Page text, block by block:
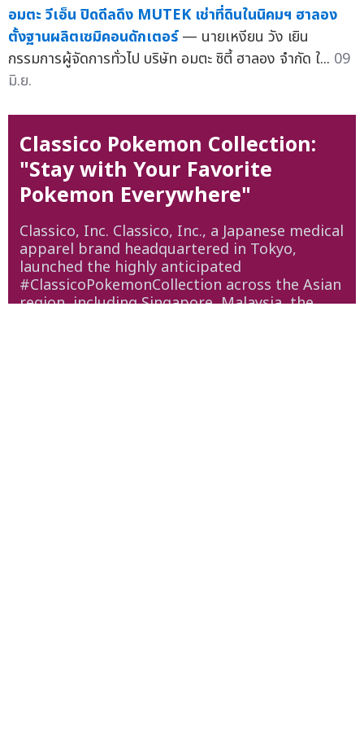
อมตะ วีเอ็น ปิดดีลดึง MUTEK เช่าที่ดินในนิคมฯ ฮาลอง
ตั้งฐานผลิตเซมิคอนดักเตอร์— นายเหงียน วัง เยิน
กรรมการผู้จัดการทั่วไป บริษัท อมตะ ซิตี้ ฮาลอง จำกัด ใ...09
มิ.ย.